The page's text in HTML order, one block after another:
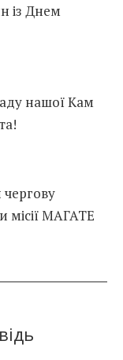
із Днем
нашої Кам
місії МАГАТЕ